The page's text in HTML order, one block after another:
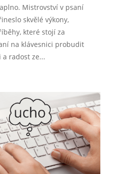
Mistrovství v psaní
skvělé výkony,
které stojí za
na klávesnici probudit
a radost ze...